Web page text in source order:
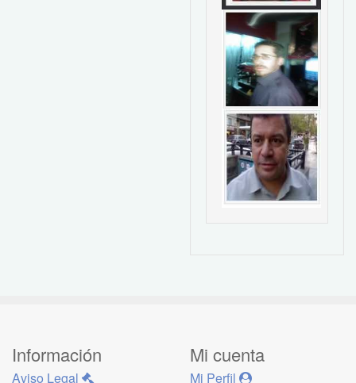
Información
Aviso Legal
Mi cuenta
Mi Perfil